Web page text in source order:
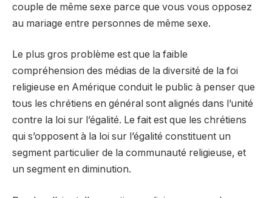
couple de même sexe parce que vous vous opposez
au mariage entre personnes de même sexe.
Le plus gros problème est que la faible
compréhension des médias de la diversité de la foi
religieuse en Amérique conduit le public à penser que
tous les chrétiens en général sont alignés dans l’unité
contre la loi sur l’égalité. Le fait est que les chrétiens
qui s’opposent à la loi sur l’égalité constituent un
segment particulier de la communauté religieuse, et
un segment en diminution.